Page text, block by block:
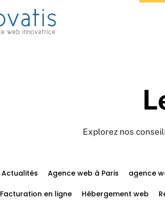
Explorez nos
Actualités Agence web à Paris agence
Facturation en ligne Hébergement web